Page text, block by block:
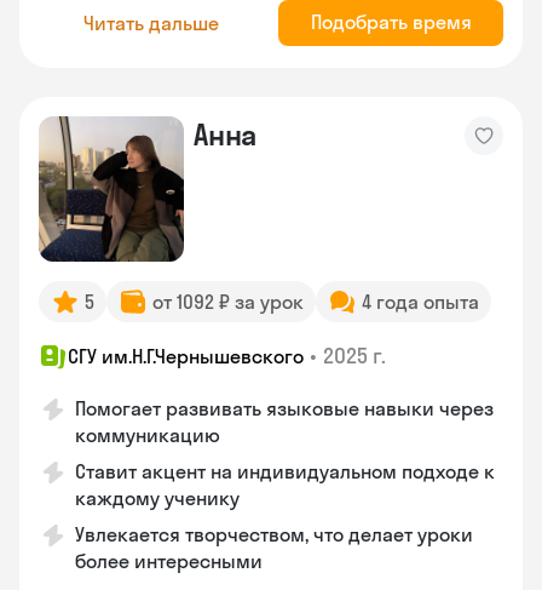
Читать дальше Подобрать время
Анна
5 от 1092 ₽ за урок 4 года опыта
СГУ им.Н.Г.Чернышевского • 2025 г.
Помогает развивать языковые навыки через
коммуникацию
Ставит акцент на индивидуальном подходе к
каждому ученику
Увлекается творчеством, что делает уроки
более интересными